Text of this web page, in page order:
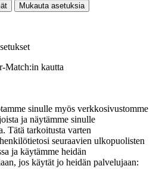
Mukauta asetuksia
Match:in kautta
sinulle myös verkkosivustomme
ja näytämme sinulle
Tätä tarkoitusta varten
seuraavien ulkopuolisten
ja käytämme heidän
jos käytät jo heidän palvelujaan: